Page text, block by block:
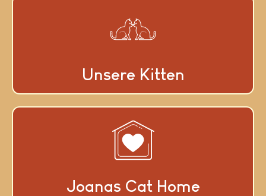
Unsere Kitten
Joanas Cat Home